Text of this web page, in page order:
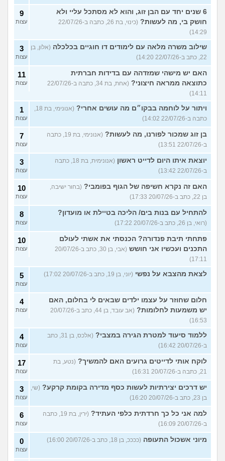
6 שנים יחד עם הבן זוג, והוא לא מסתכל עליי ולא
חושק בי, מה לעשות?
(כינוי, בת 26, כתבה ב-22/07/26
14:29)
9
עצות
שילוב משרה מלאה עם לימודים דו חוגיים בכלכלה (אלון, בן
22, כתב ב-22/07/26 14:20)
3
עצות
האם יש מישהי שמזדהה עם בדידות חברתית
כתוצאה ממראה חיצוני?
(אחת, בת 34, כתבה ב-22/07/26
14:11)
11
עצות
ויתור על לוחמה בבקו״ם מה עושים אחרי?
כתבה ב-22/07/26 14:02)
1
עצות
בן זוג שמכור לפורנו, מה לעשות?
(אנונימי, בת 19, כתבה
ב-22/07/26 13:51)
7
עצות
יוצאת איתו היום לדייט ראשון
(אנונימית, בת 18, כתבה
ב-22/07/26 13:42)
3
עצות
האם זה נקרא חשיפה של הגוף בפומבי? (בחור ישיבה,
בן 22, כתב ב-20/07/26 17:33)
10
עצות
להתחיל עם בנות בים/ הליכה בטיילת או מועדון?
(רואי, בן 26, כתב ב-20/07/26 17:22)
8
עצות
פתחתי תיבת פנדורה? הכנסתי את אשתי לעולם
התכנים ועכשיו אני חושש
(אבי, בן 30, כתב ב-20/07/26
17:11)
10
עצות
לצאת מהצבא על נפשי (יוני, בן 19, כתב ב-20/07/26 17:02) 5
עצות
חלום שחוזר על עצמו ילדים שבאים לי בחלום, האם
יש משמעות לחלומות?
(אב עובד, בן 44, כתב ב-20/07/26
16:53)
4
עצות
ללמוד סיעוד למטרת הגירה במצבי?
(אלכס, בן 31, כתב
ב-20/07/26 16:42)
4
עצות
לוקח אותי לדייטים גרועים האם להמשיך? (נטע, בת
21, כתבה ב-20/07/26 16:31)
17
עצות
יש דרכים יצירתיות לעשות כסף מדירה בקומת קרקע? (שי,
בן 23, כתב ב-20/07/26 16:20)
3
עצות
למה אני כל כך חרדתית כלפי העתיד?
(ירין, בת 19, כתבה
ב-20/07/26 16:09)
6
עצות
מיוני אשכול התעופה (ככככ, בן 18, כתב ב-20/07/26 16:00) 0
עצות